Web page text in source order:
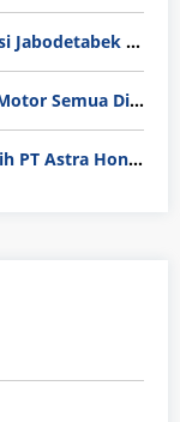
Rata-Rata Gaji Operator Produksi Jabodetabek 2025: Bedah Tuntas UMK, Lemburan, dan Realita Hidup Buruh
Gaji Karyawan Honda Prospect Motor Semua Divisi
Gaji Operator Produksi 2026: Pilih PT Astra Honda Motor (AHM) atau Manufaktur di Jepang?